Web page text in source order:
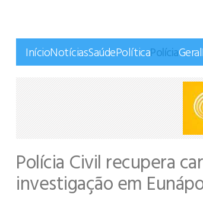
InícioNotíciasSaúdePolíticaPolíciaGeral
Polícia Civil recupera
investigação em